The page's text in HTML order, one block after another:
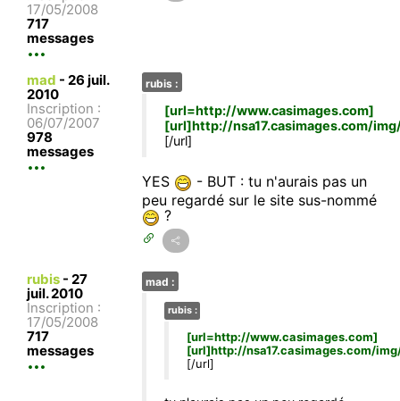
17/05/2008
717
messages
mad - 26 juil.
2010
Inscription :
06/07/2007
978
messages
rubis :
[url=http://www.casimages.com]
[url]http://nsa17.casimages.com/
[/url]
YES
- BUT : tu n'aurais pas un
peu regardé sur le site sus-nommé
?
rubis - 27
juil. 2010
Inscription :
17/05/2008
717
messages
mad :
rubis :
[url=http://www.casimages.com]
[url]http://nsa17.casimages.com/
[/url]